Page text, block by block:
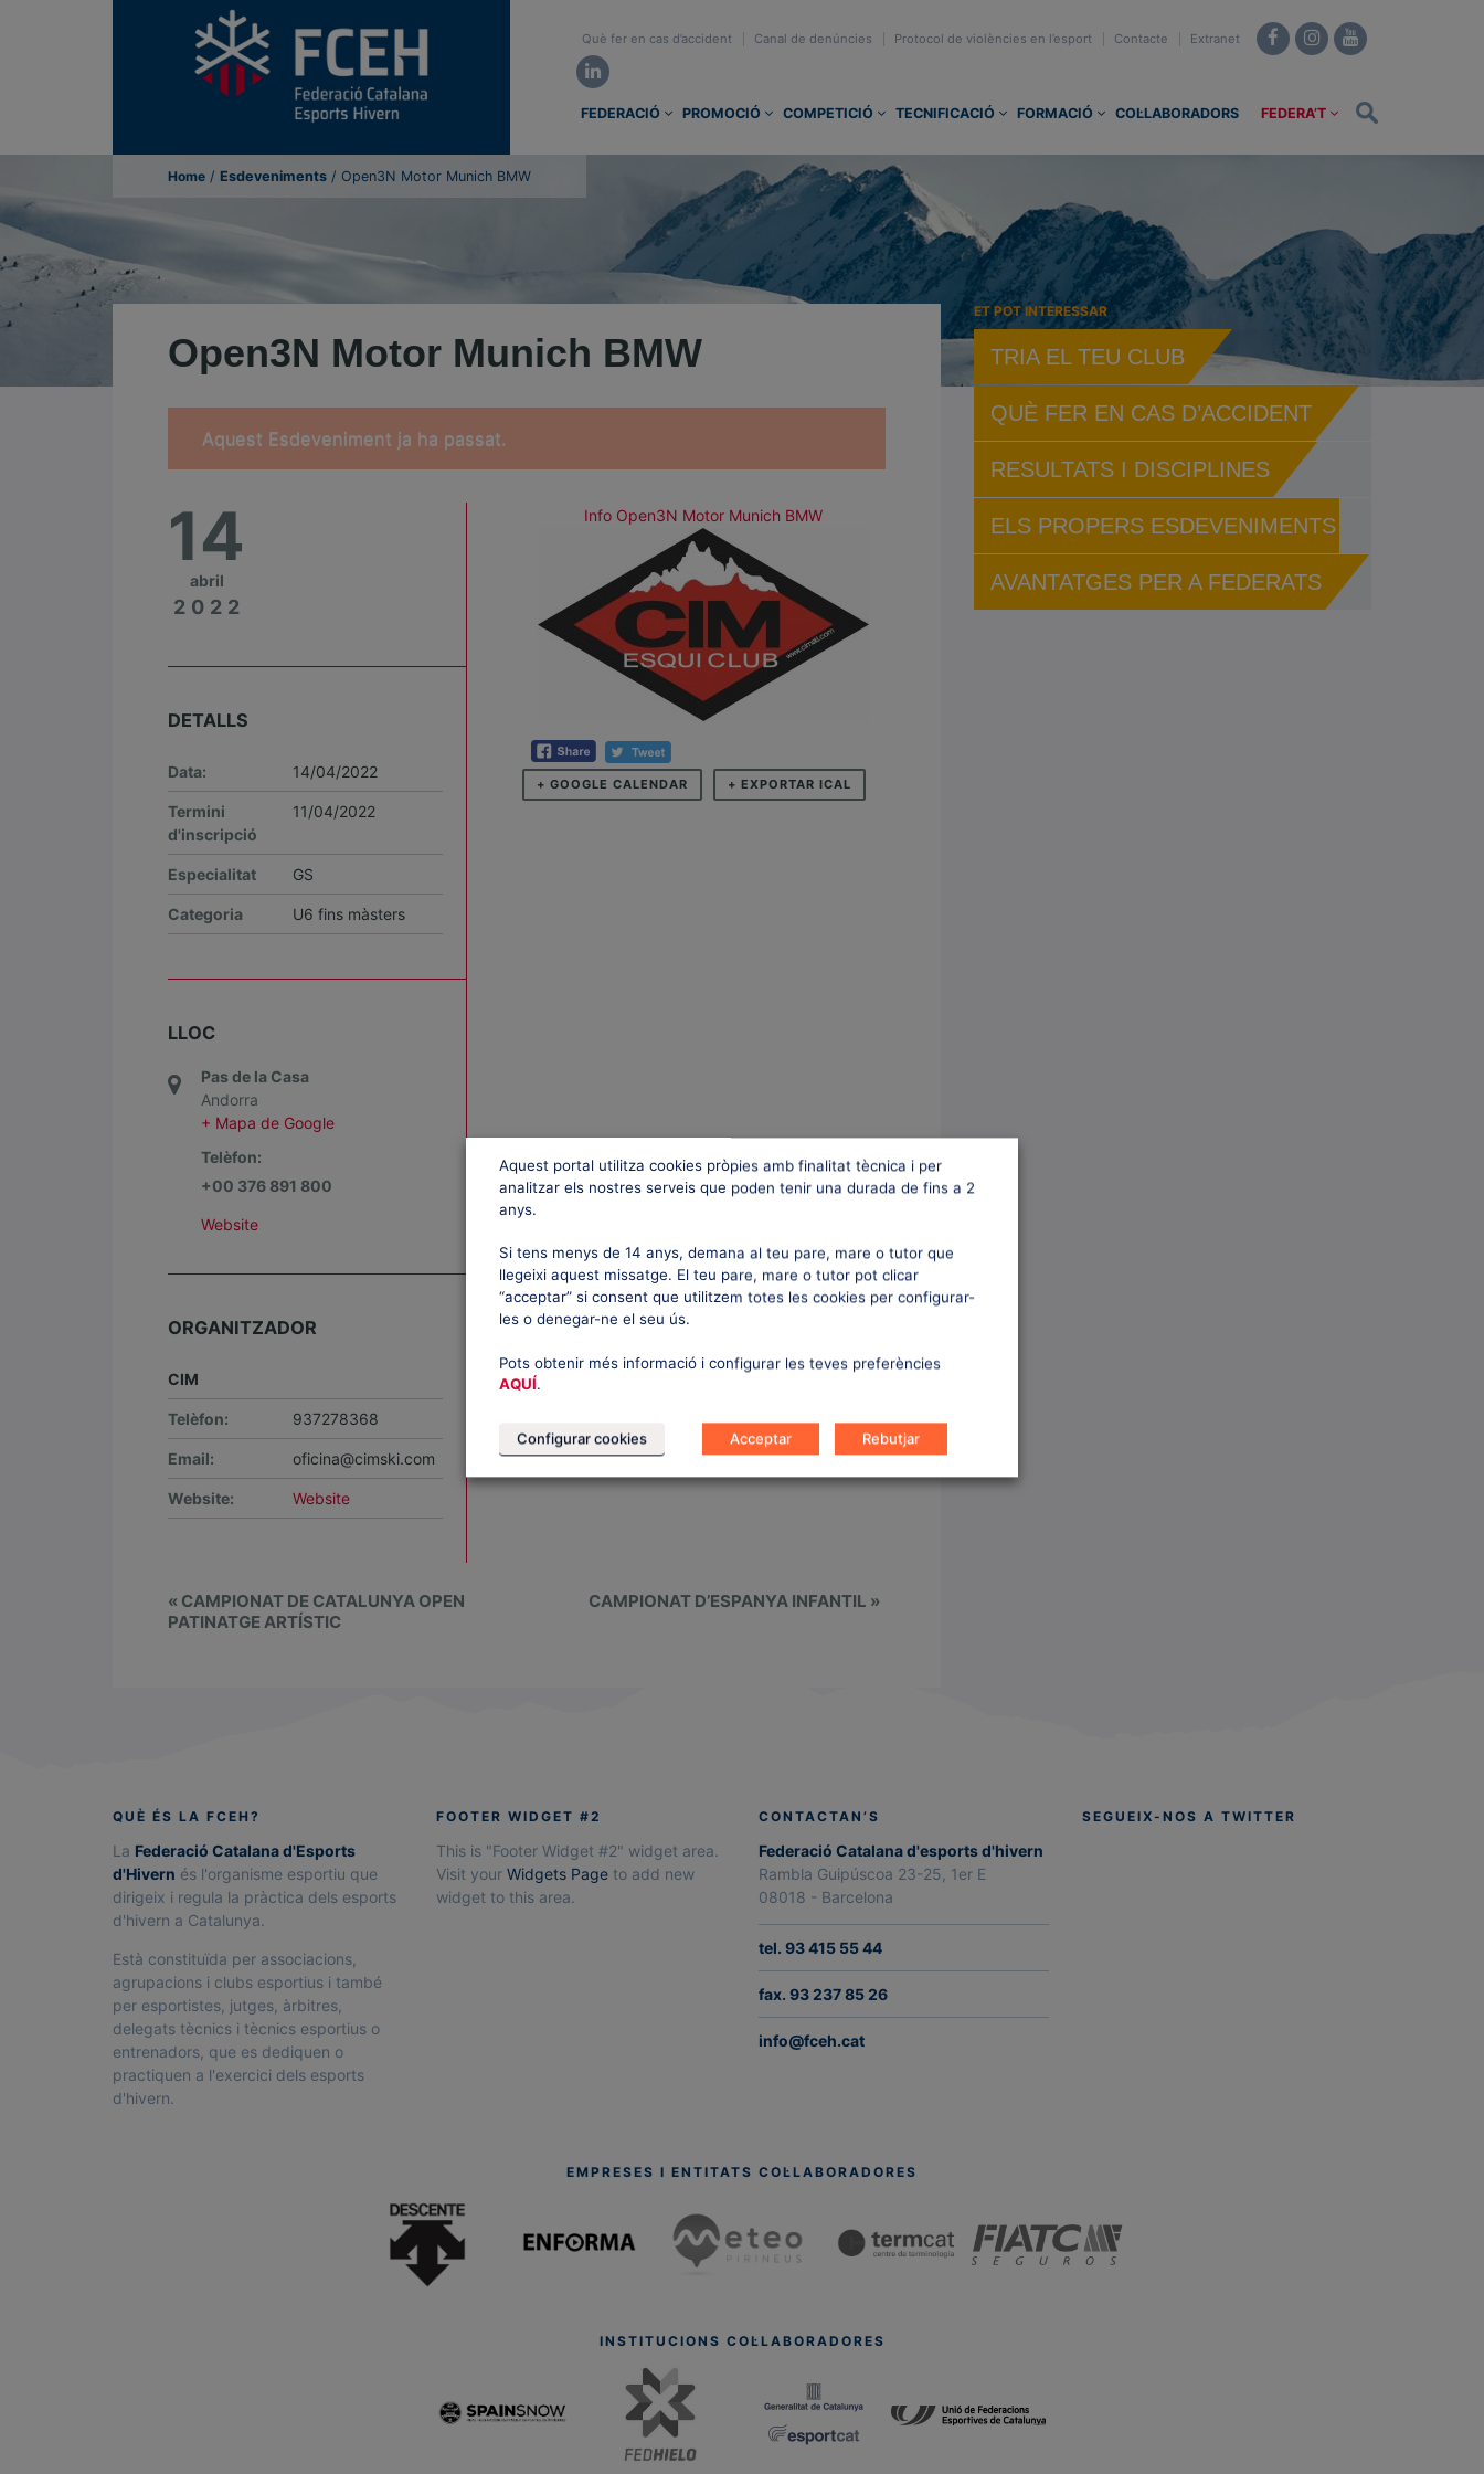
Què fer en cas d’accident Canal de denúncies Protocol de violències en l’esport Contacte Extranet
FEDERACIÓ PROMOCIÓ COMPETICIÓ TECNIFICACIÓ FORMACIÓ COL·LABORADORS FEDERA’T
Home / Esdeveniments / Open3N Motor Munich BMW
Open3N Motor Munich BMW
Aquest Esdeveniment ja ha passat.
Info Open3N Motor Munich BMW
+ GOOGLE CALENDAR + EXPORTAR ICAL
14
abril
2022
DETALLS
Data: 14/04/2022
Termini
d'inscripció
11/04/2022
Especialitat GS
Categoria U6 fins màsters
LLOC
Pas de la Casa
Andorra
+ Mapa de Google
Telèfon:
+00 376 891 800
Website
ORGANITZADOR
CIM
Telèfon: 937278368
Email: oficina@cimski.com
Website: Website
E
v
v
g
a
t
i
o
n
« CAMPIONAT DE CATALUNYA OPEN
PATINATGE ARTÍSTIC
CAMPIONAT D’ESPANYA INFANTIL »
ET POT INTERESSAR
TRIA EL TEU CLUB
QUÈ FER EN CAS D’ACCIDENT
RESULTATS I DISCIPLINES
ELS PROPERS ESDEVENIMENTS
AVANTATGES PER A FEDERATS
QUÈ ÉS LA FCEH?
La Federació Catalana d'Esports
d'Hivern és l'organisme esportiu que
dirigeix i regula la pràctica dels esports
d'hivern a Catalunya.
Està constituïda per associacions,
agrupacions i clubs esportius i també
per esportistes, jutges, àrbitres,
delegats tècnics i tècnics esportius o
entrenadors, que es dediquen o
practiquen a l'exercici dels esports
d'hivern.
FOOTER WIDGET #2
This is "Footer Widget #2" widget area.
Visit your Widgets Pageto add new
widget to this area.
CONTACTAN’S
Federació Catalana d'esports d'hivern
Rambla Guipúscoa 23-25, 1er E
08018 - Barcelona
tel. 93 415 55 44
fax. 93 237 85 26
info@fceh.cat
SEGUEIX-NOS A TWITTER
EMPRESES I ENTITATS COL·LABORADORES
INSTITUCIONS COL·LABORADORES
Aquest portal utilitza cookies pròpies amb finalitat tècnica i per
analitzar els nostres serveis que poden tenir una durada de fins a 2
anys.
Si tens menys de 14 anys, demana al teu pare, mare o tutor que
llegeixi aquest missatge. El teu pare, mare o tutor pot clicar
“acceptar” si consent que utilitzem totes les cookies per configurar-
les o denegar-ne el seu ús.
Pots obtenir més informació i configurar les teves preferències
AQUÍ.
Configurar cookies Acceptar Rebutjar